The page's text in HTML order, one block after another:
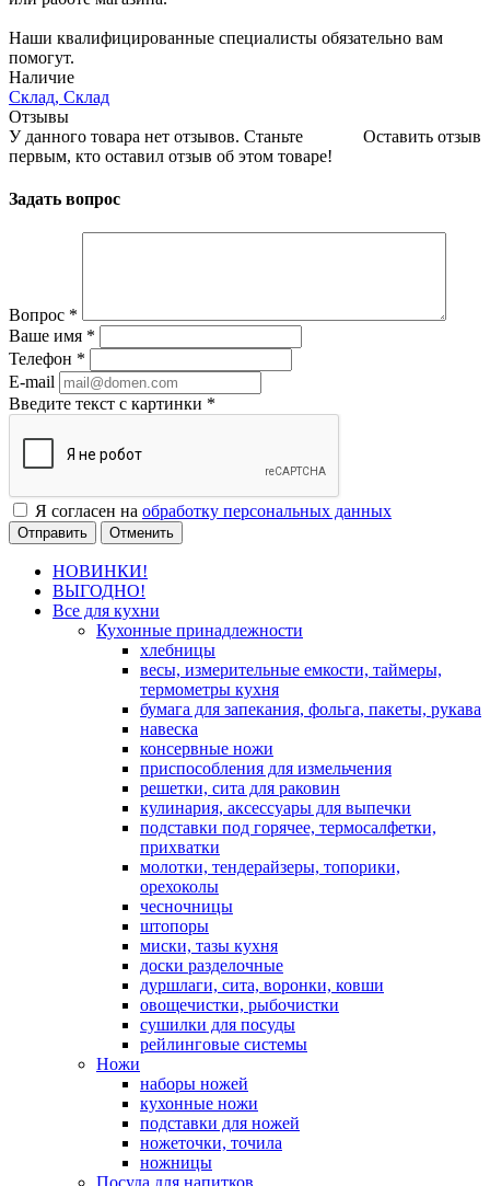
Наши квалифицированные специалисты обязательно вам
помогут.
Наличие
Склад, Склад
Отзывы
Оставить отзыв
У данного товара нет отзывов. Станьте
первым, кто оставил отзыв об этом товаре!
Задать вопрос
Вопрос *
Ваше имя *
Телефон *
E-mail
Введите текст с картинки *
Я согласен на обработку персональных данных
Отменить
НОВИНКИ!
ВЫГОДНО!
Все для кухни
Кухонные принадлежности
хлебницы
весы, измерительные емкости, таймеры,
термометры кухня
бумага для запекания, фольга, пакеты, рукава
навеска
консервные ножи
приспособления для измельчения
решетки, сита для раковин
кулинария, аксессуары для выпечки
подставки под горячее, термосалфетки,
прихватки
молотки, тендерайзеры, топорики,
орехоколы
чесночницы
штопоры
миски, тазы кухня
доски разделочные
дуршлаги, сита, воронки, ковши
овощечистки, рыбочистки
сушилки для посуды
рейлинговые системы
Ножи
наборы ножей
кухонные ножи
подставки для ножей
ножеточки, точила
ножницы